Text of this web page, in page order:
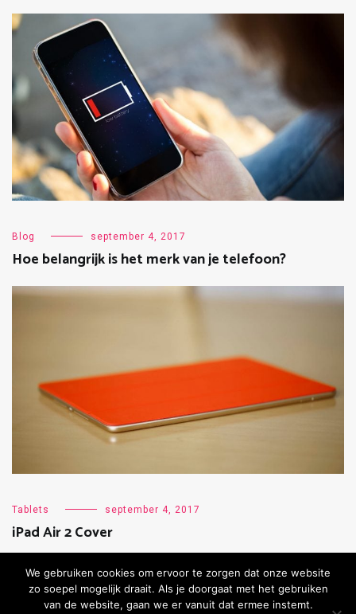
Blog september 4, 2017
Hoe belangrijk is het merk van je telefoon?
Tablets september 4, 2017
iPad Air 2 Cover
We gebruiken cookies om ervoor te zorgen dat onze website
zo soepel mogelijk draait. Als je doorgaat met het gebruiken
van de website, gaan we er vanuit dat ermee instemt.